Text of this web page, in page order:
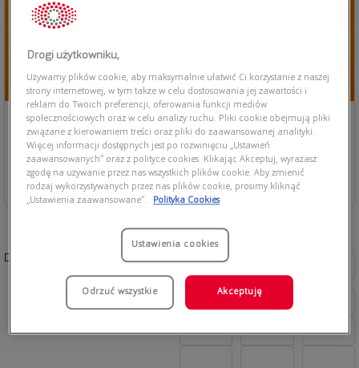
Dostępne kolory:
Drogi użytkowniku,
Używamy plików cookie, aby maksymalnie ułatwić Ci korzystanie z naszej
strony internetowej, w tym także w celu dostosowania jej zawartości i
reklam do Twoich preferencji, oferowania funkcji mediów
społecznościowych oraz w celu analizy ruchu. Pliki cookie obejmują pliki
związane z kierowaniem treści oraz pliki do zaawansowanej analityki.
Więcej informacji dostępnych jest po rozwinięciu „Ustawień
zaawansowanych” oraz z polityce cookies. Klikając Akceptuj, wyrażasz
zgodę na używanie przez nas wszystkich plików cookie. Aby zmienić
rodzaj wykorzystywanych przez nas plików cookie, prosimy kliknąć
„Ustawienia zaawansowane”.
Polityka Cookies
Ustawienia cookies
Odrzuć wszystkie Akceptuję